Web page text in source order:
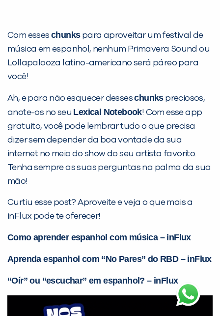
Com esses chunkspara aproveitar um festival de
música em espanhol, nenhum Primavera Sound ou
Lollapalooza latino-americano será páreo para
você!
Ah, e para não esquecer desseschunkspreciosos,
anote-os no seu Lexical Notebook! Com esse app
gratuito, você pode lembrar tudo o que precisa
dizer sem depender da boa vontade da sua
internet no meio do show do seu artista favorito.
Tenha sempre as suas perguntas na palma da sua
mão!
Curtiu esse post? Aproveite e veja o que mais a
inFlux pode te oferecer!
Como aprender espanhol com música – inFlux
Aprenda espanhol com “No Pares” do RBD – inFlux
“Oír” ou “escuchar” em espanhol? – inFlux